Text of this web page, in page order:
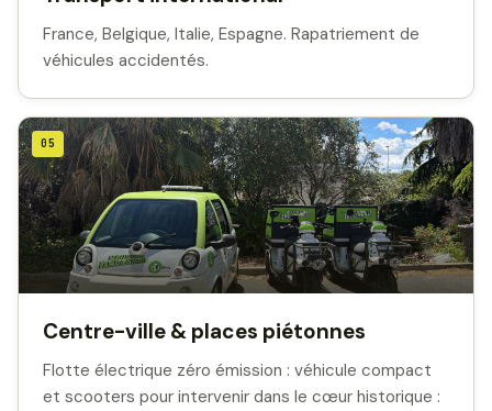
France, Belgique, Italie, Espagne. Rapatriement de
véhicules accidentés.
05
Centre-ville & places piétonnes
Flotte électrique zéro émission : véhicule compact
et scooters pour intervenir dans le cœur historique :